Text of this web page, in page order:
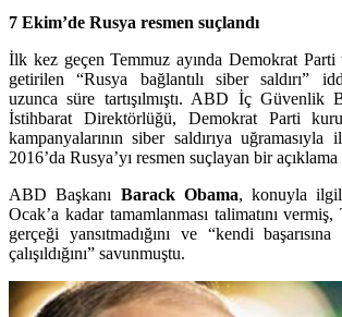
7 Ekim’de Rusya resmen suçlandı
İlk kez geçen Temmuz ayında Demokrat Parti
getirilen “Rusya bağlantılı siber saldırı”
uzunca süre tartışılmıştı. ABD İç Güvenlik
İstihbarat Direktörlüğü, Demokrat Parti
kampanyalarının siber saldırıya
2016’da Rusya’yı resmen suçlayan bir açıklama
ABD Başkanı Barack Obama, konuyla
Ocak’a kadar tamamlanması talimatını
gerçeği yansıtmadığını ve “kendi
çalışıldığını” savunmuştu.